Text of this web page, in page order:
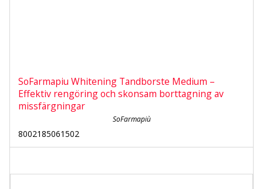
SoFarmapiu Whitening Tandborste Medium –
Effektiv rengöring och skonsam borttagning av
missfärgningar
SoFarmapiù
8002185061502